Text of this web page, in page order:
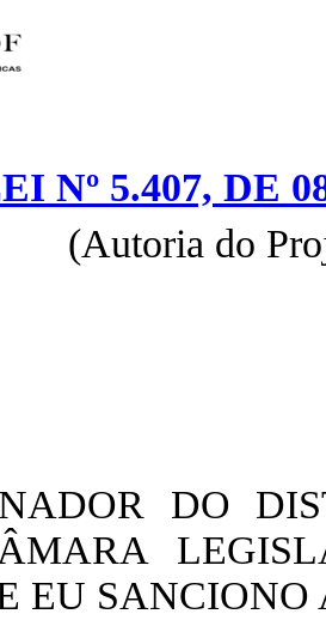
Nº 5.407, DE
(Autoria do
DO
EU